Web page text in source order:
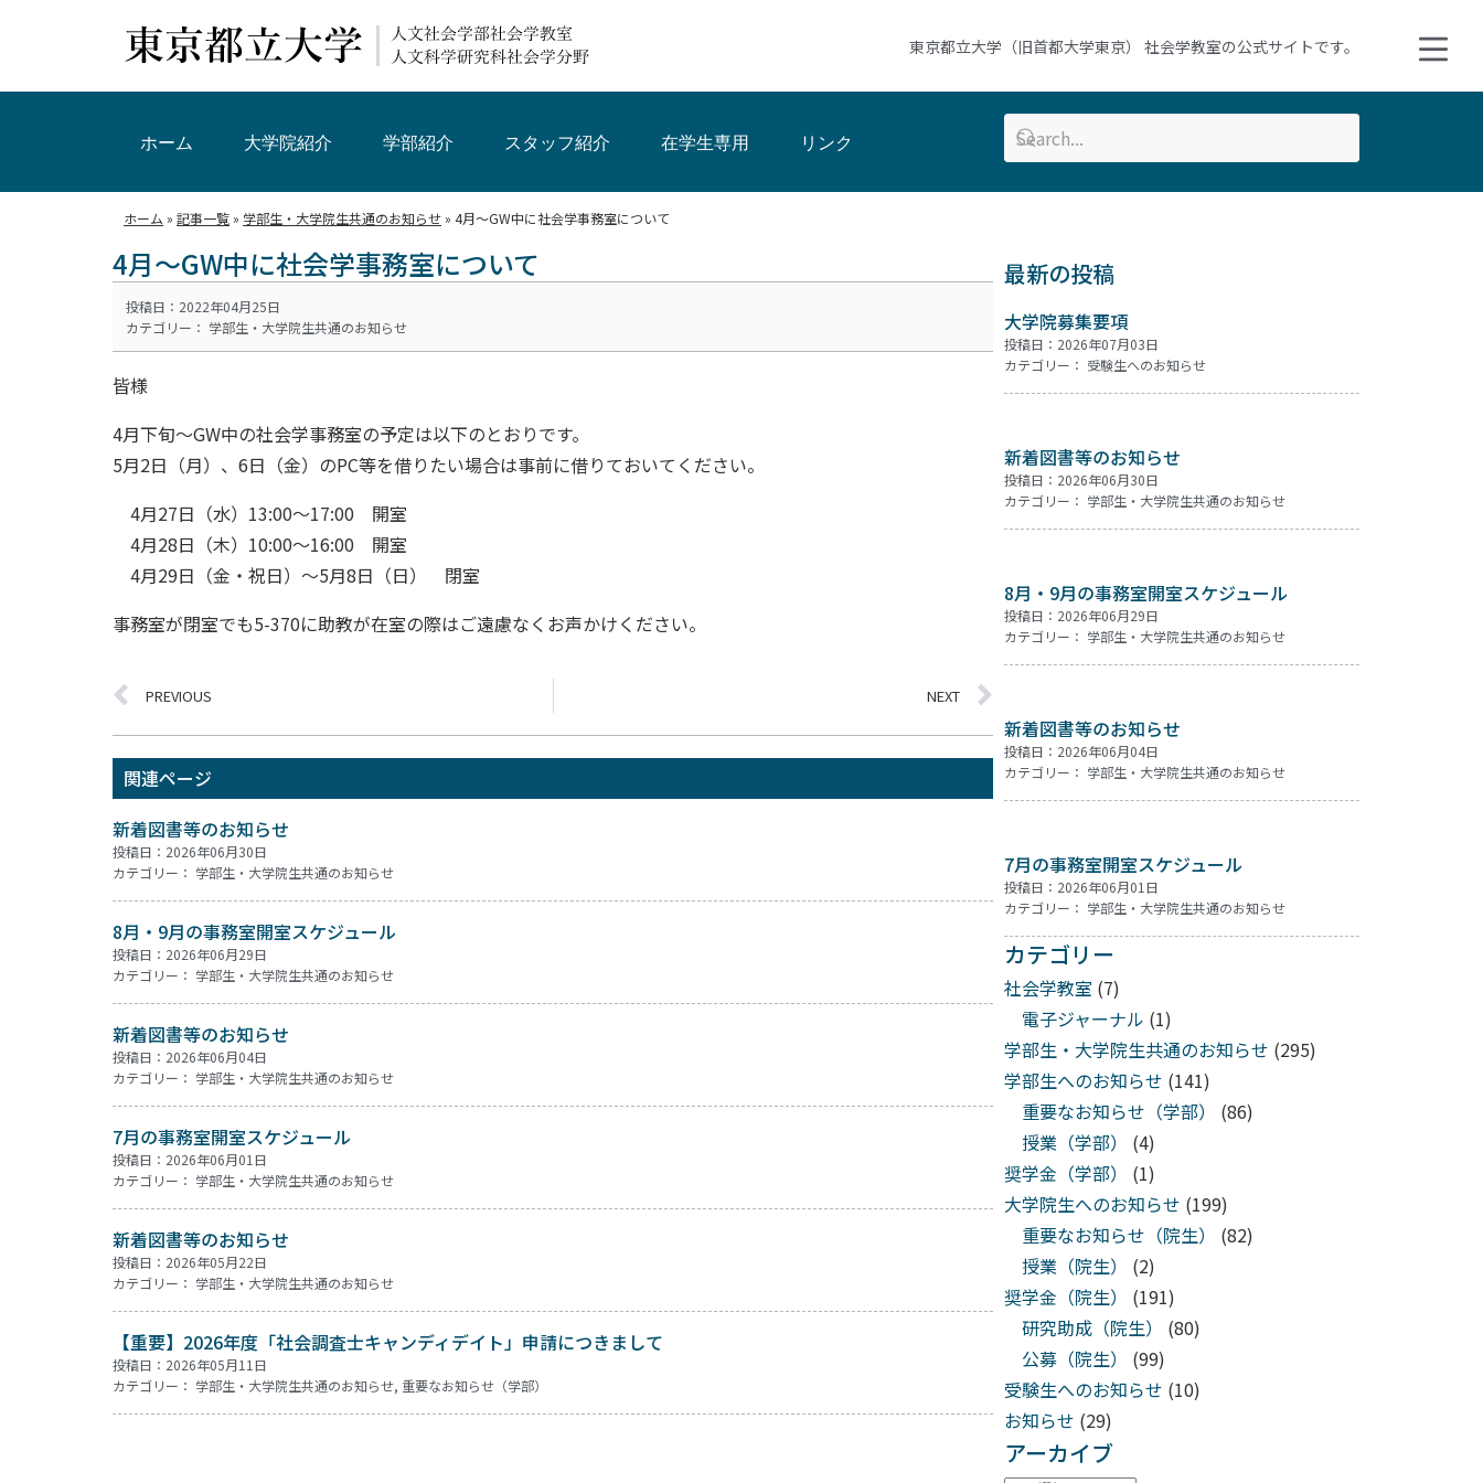
東京都立大学（旧首都大学東京） 社会学教室の公式サイトです。
ホーム 大学院紹介 学部紹介 スタッフ紹介 在学生専用 リンク
ホーム » 記事一覧 » 学部生・大学院生共通のお知らせ » 4月～GW中に社会学事務室について
4月～GW中に社会学事務室について
投稿日：2022年04月25日
カテゴリー： 学部生・大学院生共通のお知らせ
皆様
4月下旬～GW中の社会学事務室の予定は以下のとおりです。
5月2日（月）、6日（金）のPC等を借りたい場合は事前に借りておいてください。
4月27日（水）13:00～17:00 開室
4月28日（木）10:00～16:00 開室
4月29日（金・祝日）～5月8日（日） 閉室
事務室が閉室でも5-370に助教が在室の際はご遠慮なくお声かけください。
PREVIOUS NEXT
関連ページ
新着図書等のお知らせ
投稿日：2026年06月30日
カテゴリー： 学部生・大学院生共通のお知らせ
8月・9月の事務室開室スケジュール
投稿日：2026年06月29日
カテゴリー： 学部生・大学院生共通のお知らせ
新着図書等のお知らせ
投稿日：2026年06月04日
カテゴリー： 学部生・大学院生共通のお知らせ
7月の事務室開室スケジュール
投稿日：2026年06月01日
カテゴリー： 学部生・大学院生共通のお知らせ
新着図書等のお知らせ
投稿日：2026年05月22日
カテゴリー： 学部生・大学院生共通のお知らせ
【重要】2026年度「社会調査士キャンディデイト」申請につきまして
投稿日：2026年05月11日
カテゴリー： 学部生・大学院生共通のお知らせ, 重要なお知らせ（学部）
最新の投稿
大学院募集要項
投稿日：2026年07月03日
カテゴリー： 受験生へのお知らせ
新着図書等のお知らせ
投稿日：2026年06月30日
カテゴリー： 学部生・大学院生共通のお知らせ
8月・9月の事務室開室スケジュール
投稿日：2026年06月29日
カテゴリー： 学部生・大学院生共通のお知らせ
新着図書等のお知らせ
投稿日：2026年06月04日
カテゴリー： 学部生・大学院生共通のお知らせ
7月の事務室開室スケジュール
投稿日：2026年06月01日
カテゴリー： 学部生・大学院生共通のお知らせ
カテゴリー
社会学教室 (7)
電子ジャーナル (1)
学部生・大学院生共通のお知らせ (295)
学部生へのお知らせ (141)
重要なお知らせ（学部）
(86)
授業（学部）
(4)
奨学金（学部）
(1)
大学院生へのお知らせ (199)
重要なお知らせ（院生）
(82)
授業（院生）
(2)
奨学金（院生）
(191)
研究助成（院生）
(80)
公募（院生）
(99)
受験生へのお知らせ (10)
お知らせ (29)
アーカイブ